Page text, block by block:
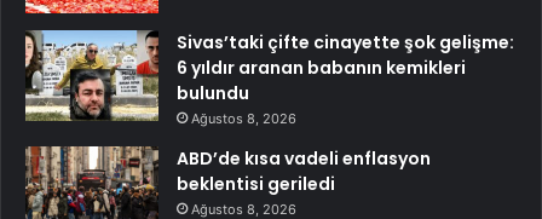
Sivas’taki çifte cinayette şok gelişme:
6 yıldır aranan babanın kemikleri
bulundu
Ağustos 8, 2026
ABD’de kısa vadeli enflasyon
beklentisi geriledi
Ağustos 8, 2026